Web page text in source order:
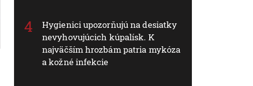
Hygienici upozorňujú na desiatky
nevyhovujúcich kúpalísk. K
najväčším hrozbám patria mykóza
a kožné infekcie